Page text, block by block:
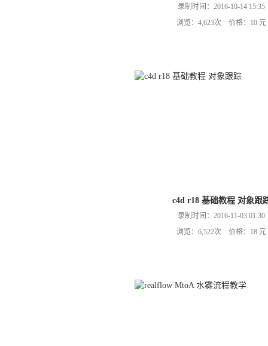
录制时间：2016-10-14 15:35
浏览：4,623次 价格：10 元
c4d r18 基础教程 对象跟
录制时间：2016-11-03 01:30
浏览：6,522次 价格：18 元